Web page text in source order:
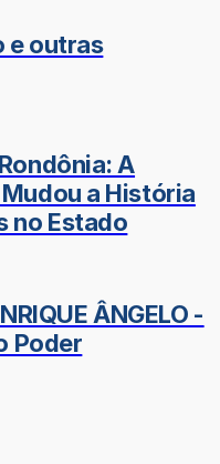
e outras
A
a História
no Estado
ÂNGELO -
Poder